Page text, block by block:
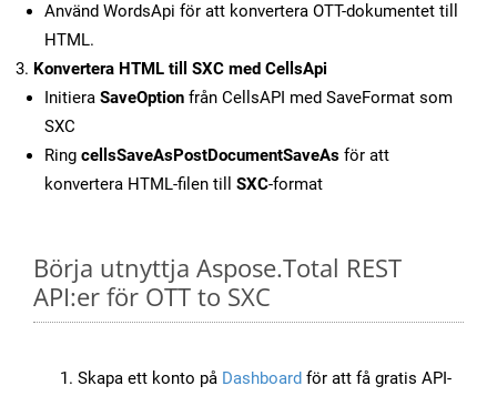
Använd WordsApi för att konvertera OTT-dokumentet till
HTML.
Konvertera HTML till SXC med CellsApi
Initiera SaveOption från CellsAPI med SaveFormat som
SXC
Ring cellsSaveAsPostDocumentSaveAs för att
konvertera HTML-filen till SXC-format
Börja utnyttja Aspose.Total REST
API:er för OTT to SXC
Skapa ett konto på Dashboard för att få gratis API-